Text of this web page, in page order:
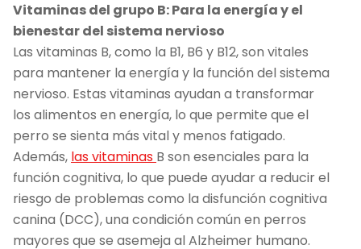
Vitaminas del grupo B: Para la energía y el
bienestar del sistema nervioso
Las vitaminas B, como la B1, B6 y B12, son vitales
para mantener la energía y la función del sistema
nervioso. Estas vitaminas ayudan a transformar
los alimentos en energía, lo que permite que el
perro se sienta más vital y menos fatigado.
Además, las vitaminas B son esenciales para la
función cognitiva, lo que puede ayudar a reducir el
riesgo de problemas como la disfunción cognitiva
canina (DCC), una condición común en perros
mayores que se asemeja al Alzheimer humano.